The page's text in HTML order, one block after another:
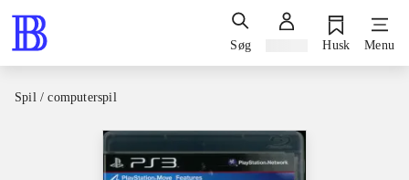
Søg Husk Menu
Spil / computerspil